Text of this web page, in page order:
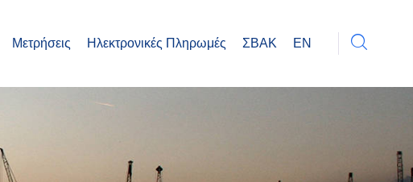
Μετρήσεις Ηλεκτρονικές Πληρωμές ΣΒΑΚ EN